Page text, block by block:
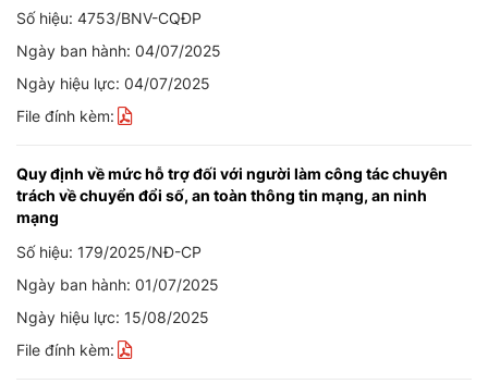
Số hiệu: 4753/BNV-CQĐP
Ngày ban hành: 04/07/2025
Ngày hiệu lực: 04/07/2025
File đính kèm:
Quy định về mức hỗ trợ đối với người làm công tác chuyên
trách về chuyển đổi số, an toàn thông tin mạng, an ninh
mạng
Số hiệu: 179/2025/NĐ-CP
Ngày ban hành: 01/07/2025
Ngày hiệu lực: 15/08/2025
File đính kèm: